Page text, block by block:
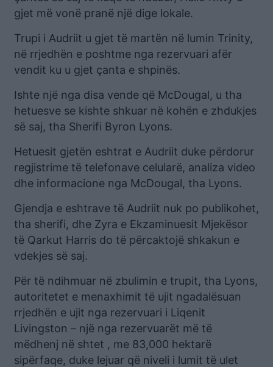
gjet më vonë pranë një dige lokale.
Trupi i Audriit u gjet të martën në lumin Trinity,
në rrjedhën e poshtme nga rezervuari afër
vendit ku u gjet çanta e shpinës.
Ishte një nga disa vende që McDougal, u tha
hetuesve se kishte shkuar në kohën e zhdukjes
së saj, tha Sherifi Byron Lyons.
Hetuesit gjetën eshtrat e Audriit duke përdorur
regjistrime të telefonave celularë, analiza video
dhe informacione nga McDougal, tha Lyons.
Gjendja e eshtrave të Audriit nuk po publikohet,
tha sherifi, dhe Zyra e Ekzaminuesit Mjekësor
të Qarkut Harris do të përcaktojë shkakun e
vdekjes së saj.
Për të ndihmuar në zbulimin e trupit, tha Lyons,
autoritetet e menaxhimit të ujit ngadalësuan
rrjedhën e ujit nga rezervuari i Liqenit
Livingston – një nga rezervuarët më të
mëdhenj në shtet , me 83,000 hektarë
sipërfaqe, duke lejuar që niveli i lumit të ulet